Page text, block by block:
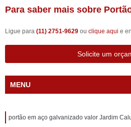
Para saber mais sobre
Ligue para (11) 2751-9629 ou clique aqui e
Solicite um
MENU
portão em aço galvanizado valor Jardim